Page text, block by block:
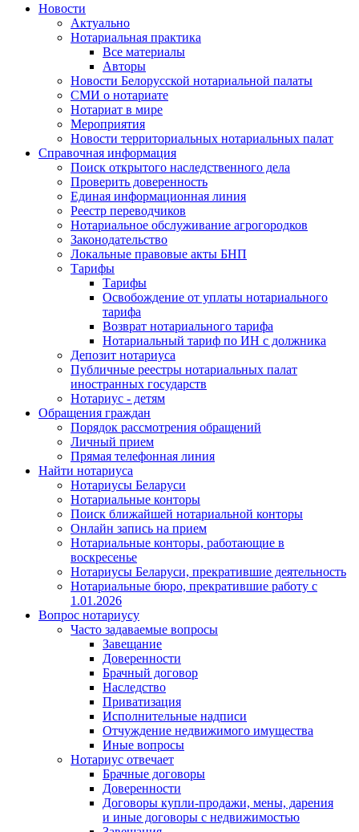
Новости
Актуально
Нотариальная практика
Все материалы
Авторы
Новости Белорусской нотариальной палаты
СМИ о нотариате
Нотариат в мире
Мероприятия
Новости территориальных нотариальных палат
Справочная информация
Поиск открытого наследственного дела
Проверить доверенность
Единая информационная линия
Реестр переводчиков
Нотариальное обслуживание агрогородков
Законодательство
Локальные правовые акты БНП
Тарифы
Тарифы
Освобождение от уплаты нотариального
тарифа
Возврат нотариального тарифа
Нотариальный тариф по ИН с должника
Депозит нотариуса
Публичные реестры нотариальных палат
иностранных государств
Нотариус - детям
Обращения граждан
Порядок рассмотрения обращений
Личный прием
Прямая телефонная линия
Найти нотариуса
Нотариусы Беларуси
Нотариальные конторы
Поиск ближайшей нотариальной конторы
Онлайн запись на прием
Нотариальные конторы, работающие в
воскресенье
Нотариусы Беларуси, прекратившие деятельность
Нотариальные бюро, прекратившие работу с
1.01.2026
Вопрос нотариусу
Часто задаваемые вопросы
Завещание
Доверенности
Брачный договор
Наследство
Приватизация
Исполнительные надписи
Отчуждение недвижимого имущества
Иные вопросы
Нотариус отвечает
Брачные договоры
Доверенности
Договоры купли-продажи, мены, дарения
и иные договоры с недвижимостью